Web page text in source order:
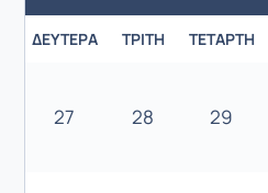
ΔΕΥΤΈΡΑ ΤΡΊΤΗ ΤΕΤΆΡΤΗ
27 28 29